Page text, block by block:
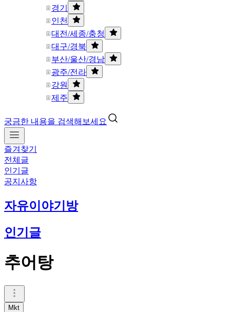
경기
인천
대전/세종/충청
대구/경북
부산/울산/경남
광주/전라
강원
제주
궁금한 내용을 검색해보세요
즐겨찾기
전체글
인기글
공지사항
자유이야기방
인기글
추어탕
Mkt